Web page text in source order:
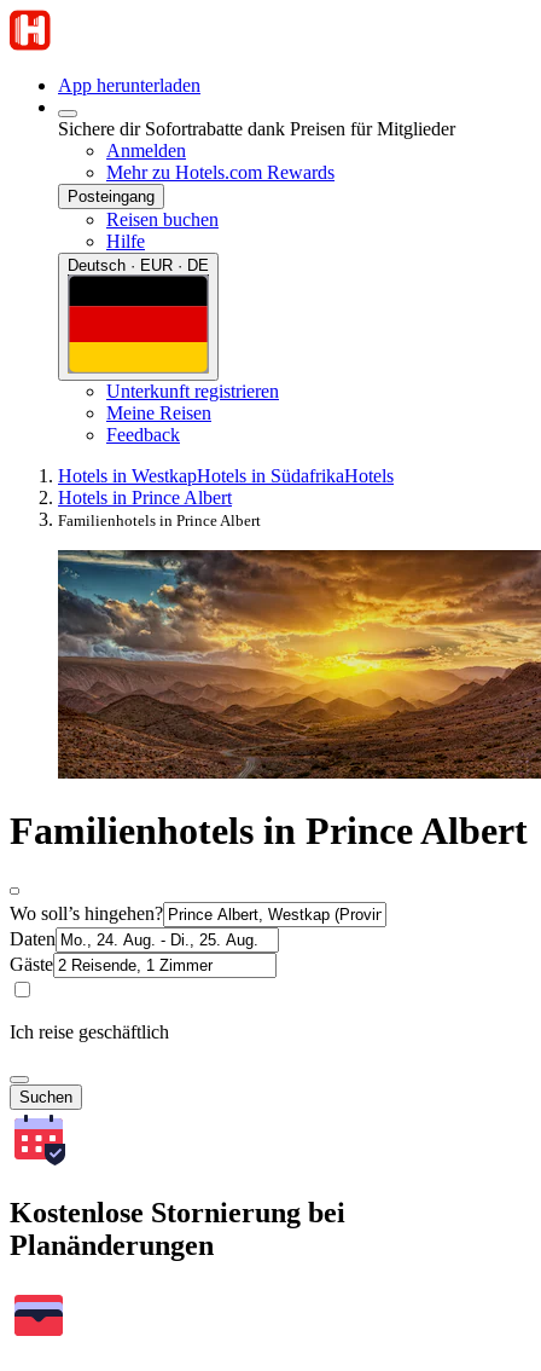
App herunterladen
Sichere dir Sofortrabatte dank Preisen für Mitglieder
Anmelden
Mehr zu Hotels.com Rewards
Posteingang
Reisen buchen
Hilfe
Deutsch · EUR · DE
Unterkunft registrieren
Meine Reisen
Feedback
Hotels in WestkapHotels in SüdafrikaHotels
Hotels in Prince Albert
Familienhotels in Prince Albert
Familienhotels in Prince Albert
Wo soll’s hingehen?
Daten
Gäste
Ich reise geschäftlich
Suchen
Kostenlose Stornierung bei
Planänderungen